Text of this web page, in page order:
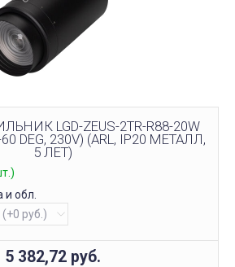
LGD-ZEUS-2TR-R88-20W
60 DEG, 230V) (ARL, IP20 МЕТАЛЛ,
5 ЛЕТ)
обл.
5 382,72 руб.